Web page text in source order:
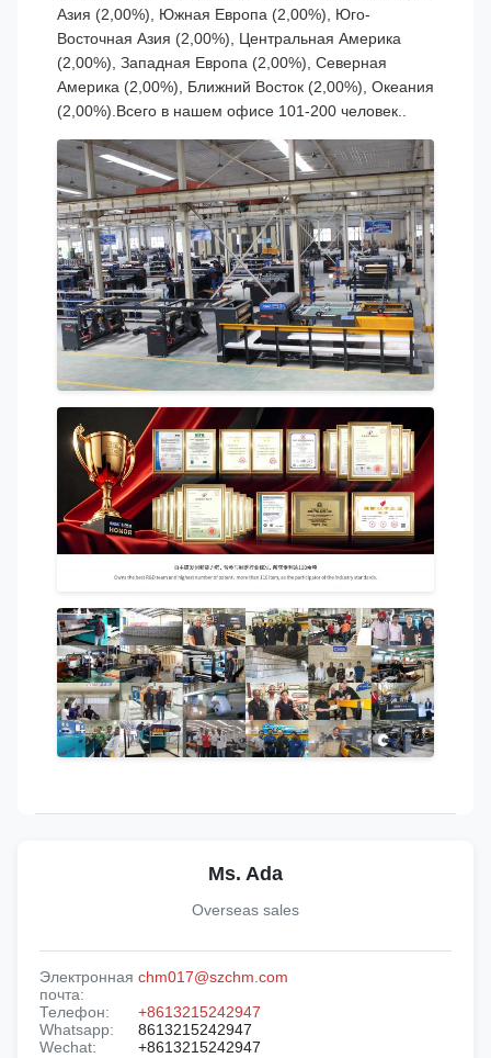
Азия (2,00%), Южная Европа (2,00%), Юго-
Восточная Азия (2,00%), Центральная Америка
(2,00%), Западная Европа (2,00%), Северная
Америка (2,00%), Ближний Восток (2,00%), Океания
(2,00%).Всего в нашем офисе 101-200 человек..
Ms. Ada
Overseas sales
Электронная
почта:
chm017@szchm.com
Телефон:
+8613215242947
Whatsapp:
8613215242947
Wechat:
+8613215242947